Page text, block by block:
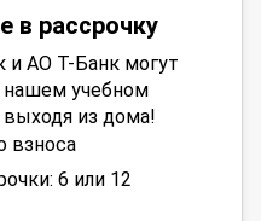
в рассрочку
и АО Т-Банк могут
нашем учебном
выходя из дома!
взноса
6 или 12